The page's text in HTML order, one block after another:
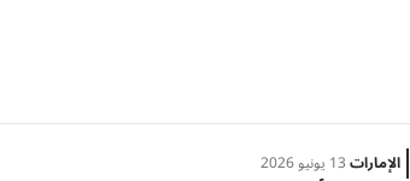
الإمارات13 يونيو 2026